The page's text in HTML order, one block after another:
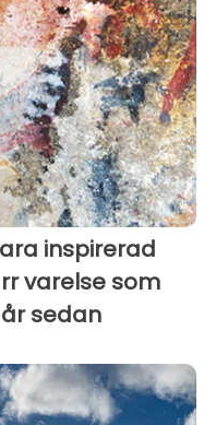
inspirerad
varelse som
sedan